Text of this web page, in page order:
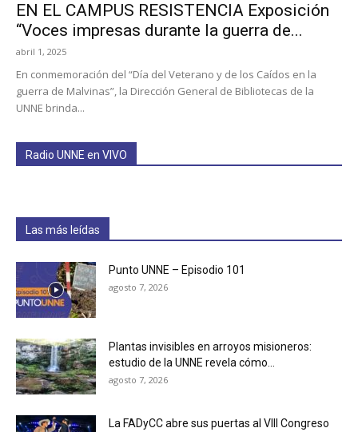
EN EL CAMPUS RESISTENCIA Exposición
“Voces impresas durante la guerra de...
abril 1, 2025
En conmemoración del “Día del Veterano y de los Caídos en la
guerra de Malvinas”, la Dirección General de Bibliotecas de la
UNNE brinda...
Radio UNNE en VIVO
Las más leídas
Punto UNNE – Episodio 101
agosto 7, 2026
Plantas invisibles en arroyos misioneros:
estudio de la UNNE revela cómo...
agosto 7, 2026
La FADyCC abre sus puertas al VIII Congreso